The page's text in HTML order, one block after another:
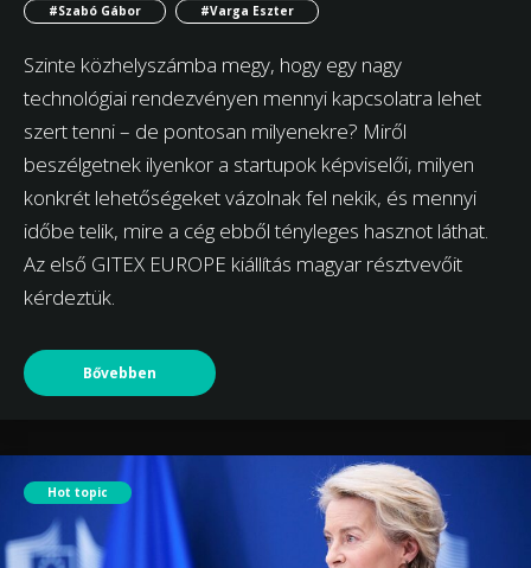
#Szabó Gábor
#Varga Eszter
Szinte közhelyszámba megy, hogy egy nagy
technológiai rendezvényen mennyi kapcsolatra lehet
szert tenni – de pontosan milyenekre? Miről
beszélgetnek ilyenkor a startupok képviselői, milyen
konkrét lehetőségeket vázolnak fel nekik, és mennyi
időbe telik, mire a cég ebből tényleges hasznot láthat.
Az első GITEX EUROPE kiállítás magyar résztvevőit
kérdeztük.
Bővebben
Hot topic